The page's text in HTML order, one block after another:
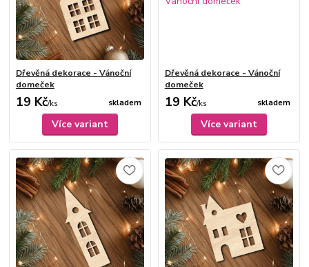
Dřevěná dekorace - Vánoční
domeček
19 Kč/ks skladem
Více variant
Dřevěná dekorace - Vánoční
domeček
19 Kč/ks skladem
Více variant